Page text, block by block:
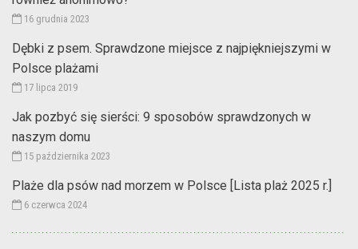
16 grudnia 2023
Dębki z psem. Sprawdzone miejsce z najpiękniejszymi w
Polsce plażami
17 lipca 2019
Jak pozbyć się sierści: 9 sposobów sprawdzonych w
naszym domu
15 października 2023
Plaże dla psów nad morzem w Polsce [Lista plaż 2025 r.]
6 czerwca 2024